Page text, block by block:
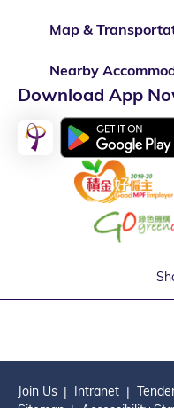
Map &
Nearby
Download App
Join Us Intranet